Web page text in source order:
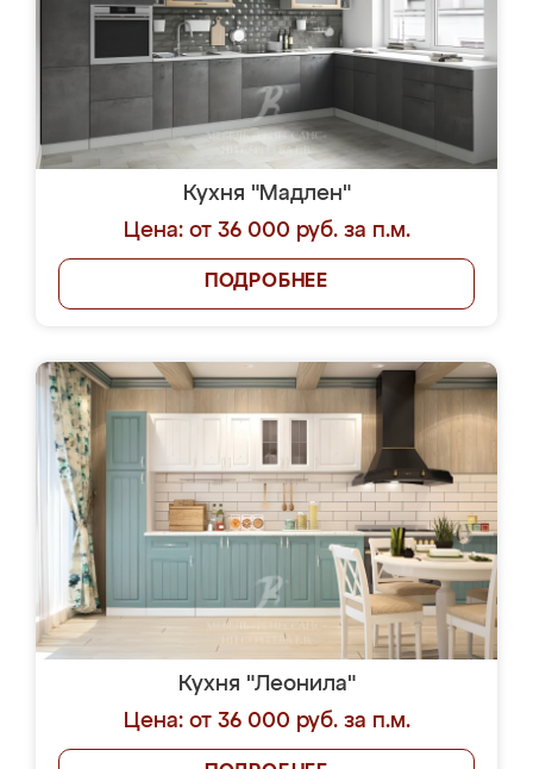
Кухня "Мадлен"
Цена: от 36 000 руб. за п.м.
ПОДРОБНЕЕ
Кухня "Леонила"
Цена: от 36 000 руб. за п.м.